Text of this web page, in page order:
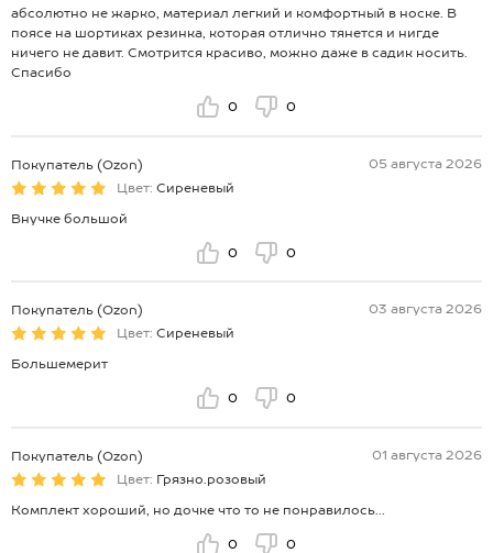
абсолютно не жарко, материал легкий и комфортный в носке. В
поясе на шортиках резинка, которая отлично тянется и нигде
ничего не давит. Смотрится красиво, можно даже в садик носить.
Спасибо
0 0
Покупатель (Ozon)
05 августа 2026
Цвет: Сиреневый
Внучке большой
0 0
Покупатель (Ozon)
03 августа 2026
Цвет: Сиреневый
Большемерит
0 0
Покупатель (Ozon)
01 августа 2026
Цвет: Грязно.розовый
Комплект хороший, но дочке что то не понравилось...
0 0